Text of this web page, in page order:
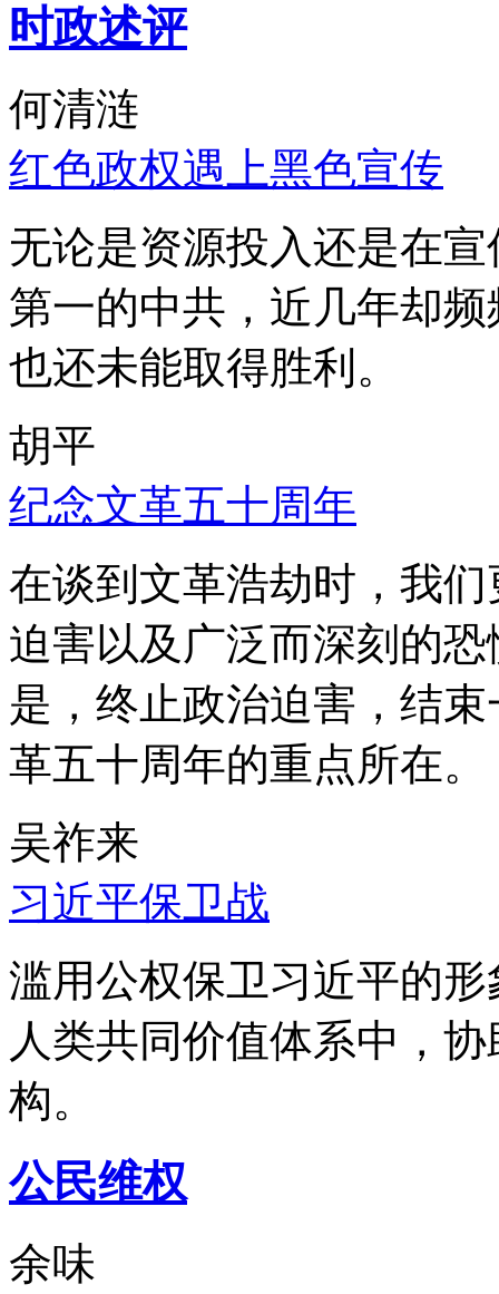
时政述评
何清涟
红色政权遇上黑色宣传
无论是资源投入还是在
第一的中共，近几年却
也还未能取得胜利。
胡平
纪念文革五十周年
在谈到文革浩劫时，我
迫害以及广泛而深刻的
是，终止政治迫害，结
革五十周年的重点所在。
吴祚来
习近平保卫战
滥用公权保卫习近平的
人类共同价值体系中，
构。
公民维权
余味